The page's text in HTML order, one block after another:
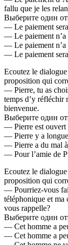
fallu que je les
Выберите один
— Le paiement
— Le paiement n’a
— Le paiement n’a
— Le paiement
Ecoutez le
proposition qui
— Pierre, tu as
temps d’y réfléchir
bienvenue.
Выберите один
— Pierre est ouvert
— Pierre y a
— Pierre a du mal à
— Pour l’amie de
Ecoutez le
proposition qui
— Pourriez-vous
téléphonique et ma
vous rappelle?
Выберите один
— Cet homme a
— Cet homme a